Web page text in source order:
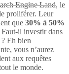
Engine Land, le
proliférer. Leur
que 30% à 50%
Faut-il investir dans
Eh bien
vous n’aurez
aux requêtes
le monde.